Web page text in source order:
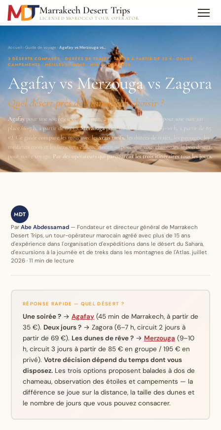
Marrakech Desert Trips
LICENSED MOROCCO TOUR OPERATOR
Accueil › Guide de voyage › Agafay vs Merzouga vs…
3 DÉSERTS COMPARÉS · DURÉES DE TRAJET · TARIFS À PARTIR DE 35 € · DUNES ·
CAMPEMENTS · MEILLEURS MOIS · MIS À JOUR 2026
Agafay vs Merzouga vs Zagora
Quel désert près de Marrakech choisir ?
Agafay pour une soirée express (45 min, à partir de 35 €). Zagora pour une nuit sur
place (6–7 h, à partir de 69 €).Merzougapour les dunes de rêve (9–10 h, à partir de 85
€). Ce guide compare les trois avec lesvrais tarifs, les durées de trajet, les paysages, les
meilleurs mois et les liens vers chaque circuit — pour que vous choisissiez le bon désert
pour votre voyage. Par des opérateurs qui parcourent les trois itinéraires tous les jours.
MDT
ParAbe Abdessamad — Fondateur et directeur général de Marrakech
Desert Trips, un tour-opérateur marocain agréé avec plus de 15 ans
d'expérience dans l'organisation d'expéditions dans le désert du Sahara,
d'excursions à la journée et de treks dans les montagnes de l'Atlas. juillet
2026 · 11 min de lecture
RÉPONSE RAPIDE — QUEL DÉSERT ?
Une soirée ?→ Agafay(45 min de Marrakech, à partir de
35 €). Deux jours ?→ Zagora (6–7 h, circuit 2 jours à
partir de 69 €). Les dunes de rêve ?→ Merzouga (9–10
h, circuit 3 jours à partir de 85 € en groupe / 195 € en
privé). Votre décision dépend du temps dont vous
disposez.Les trois options proposent balades à dos de
chameau, observation des étoiles et campements — la
différence se joue sur la distance, la taille des dunes et
le nombre de jours que vous pouvez consacrer.